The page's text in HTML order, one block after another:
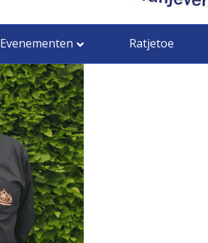
Evenementen Ratjetoe